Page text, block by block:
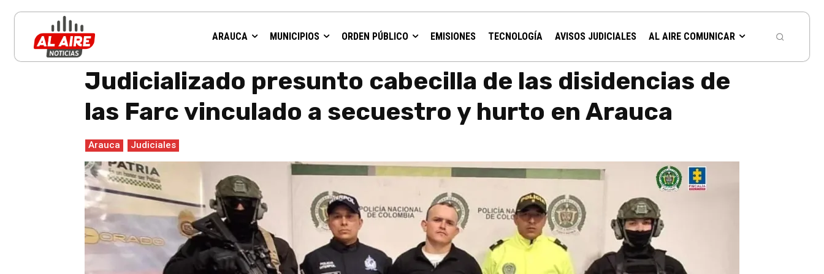
ARAUCA MUNICIPIOS ORDEN PÚBLICO EMISIONES TECNOLOGÍA AVISOS JUDICIALES AL AIRE COMUNICAR
Inicio
Judicializado presunto cabecilla de las disidencias de
las Farc vinculado a secuestro y hurto en Arauca
Arauca Judiciales